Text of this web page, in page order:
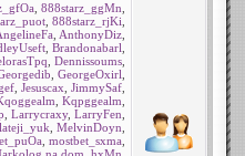
888starz_ggMn
, 888starz_rjKi
AnthonyDiz,
, Brandonabarl
Dennissoums,
GeorgeOxirl
, Jesuscax JimmySaf,
Kqpggealm
Larrycraxy, LarryFen
MelvinDoyn
mostbet_sxma